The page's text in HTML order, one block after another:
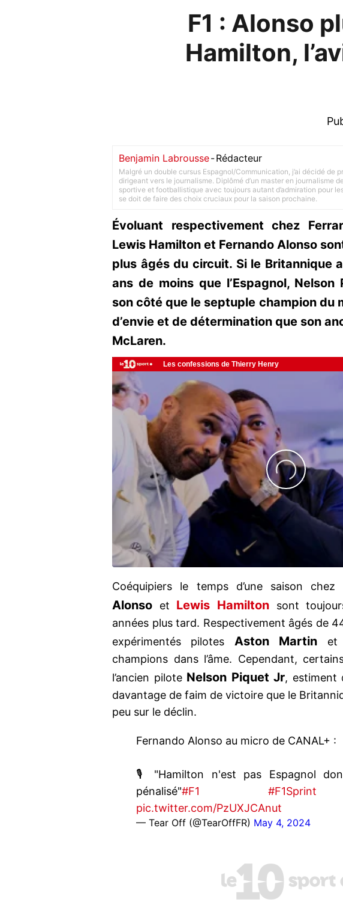
F1 : Alonso
Hamilton,
Benjamin Labrousse-Rédacteur
Malgré un double cursus Espagnol/Communication, j’ai décidé de
dirigeant vers le journalisme. Diplômé d’un master en journalisme
sportive et footballistique avec toujours autant d’admiration pour
se doit de faire des choix cruciaux pour la saison prochaine.
Évoluant respectivement chez
Lewis Hamilton et Fernando Alonso
plus âgés du circuit. Si le Britannique
ans de moins que l’Espagnol,
son côté que le septuple champion du
d’envie et de détermination que son
McLaren.
Coéquipiers le temps d’une saison chez
Alonso et Lewis Hamiltonsont
années plus tard. Respectivement âgés de
expérimentés pilotes Aston Martin et
champions dans l’âme. Cependant,
l’ancien pilote Nelson Piquet Jr, estiment
davantage de faim de victoire que le
peu sur le déclin.
Fernando Alonso au micro de CANAL+ :
🎙️ "Hamilton n'est pas Espagnol
pénalisé"#F1 #F1Sprint
pic.twitter.com/PzUXJCAnut
— Tear Off (@TearOffFR) May 4, 2024